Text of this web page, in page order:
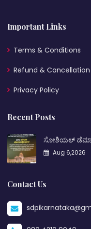
Important Links
Terms & Conditions
Refund &
Privacy Policy
Recent Posts
ಸೋಶಿಯಲ್
Aug 6,2026
Contact Us